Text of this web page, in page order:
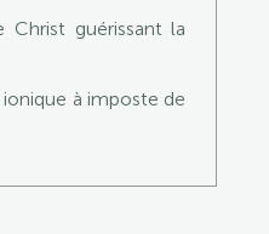
Christ guérissant la
à imposte de